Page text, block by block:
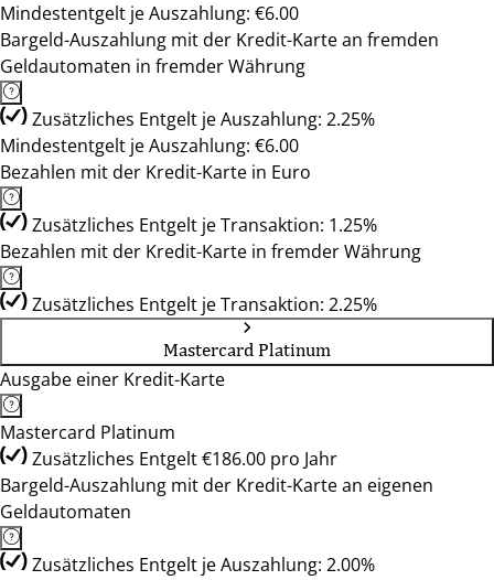
Mindestentgelt je Auszahlung: €6.00
Bargeld-Auszahlung mit der Kredit-Karte an fremden
Geldautomaten in fremder Währung
Zusätzliches Entgelt je Auszahlung: 2.25%
Mindestentgelt je Auszahlung: €6.00
Bezahlen mit der Kredit-Karte in Euro
Zusätzliches Entgelt je Transaktion: 1.25%
Bezahlen mit der Kredit-Karte in fremder Währung
Zusätzliches Entgelt je Transaktion: 2.25%
Mastercard Platinum
Ausgabe einer Kredit-Karte
Mastercard Platinum
Zusätzliches Entgelt €186.00 pro Jahr
Bargeld-Auszahlung mit der Kredit-Karte an eigenen
Geldautomaten
Zusätzliches Entgelt je Auszahlung: 2.00%